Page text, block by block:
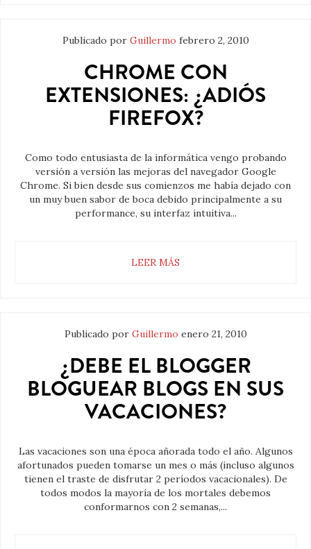
Publicado por Guillermo febrero 2, 2010
CHROME CON
EXTENSIONES: ¿ADIÓS
FIREFOX?
Como todo entusiasta de la informática vengo probando
versión a versión las mejoras del navegador Google
Chrome. Si bien desde sus comienzos me había dejado con
un muy buen sabor de boca debido principalmente a su
performance, su interfaz intuitiva...
LEER MÁS
Publicado por Guillermo enero 21, 2010
¿DEBE EL BLOGGER
BLOGUEAR BLOGS EN SUS
VACACIONES?
Las vacaciones son una época añorada todo el año. Algunos
afortunados pueden tomarse un mes o más (incluso algunos
tienen el traste de disfrutar 2 períodos vacacionales). De
todos modos la mayoría de los mortales debemos
conformarnos con 2 semanas,...